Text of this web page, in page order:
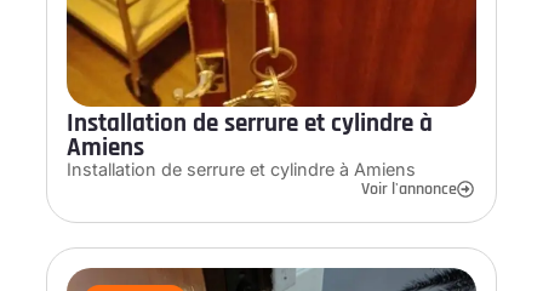
Installation de serrure et cylindre à
Amiens
Installation de serrure et cylindre à Amiens
Voir l'annonce